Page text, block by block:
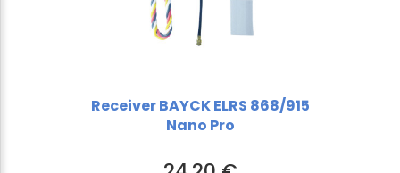
Receiver BAYCK ELRS 868/915
Nano Pro